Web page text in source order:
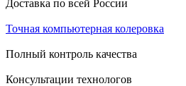
Доставка по всей России
Точная компьютерная колеровка
Полный контроль качества
Консультации технологов